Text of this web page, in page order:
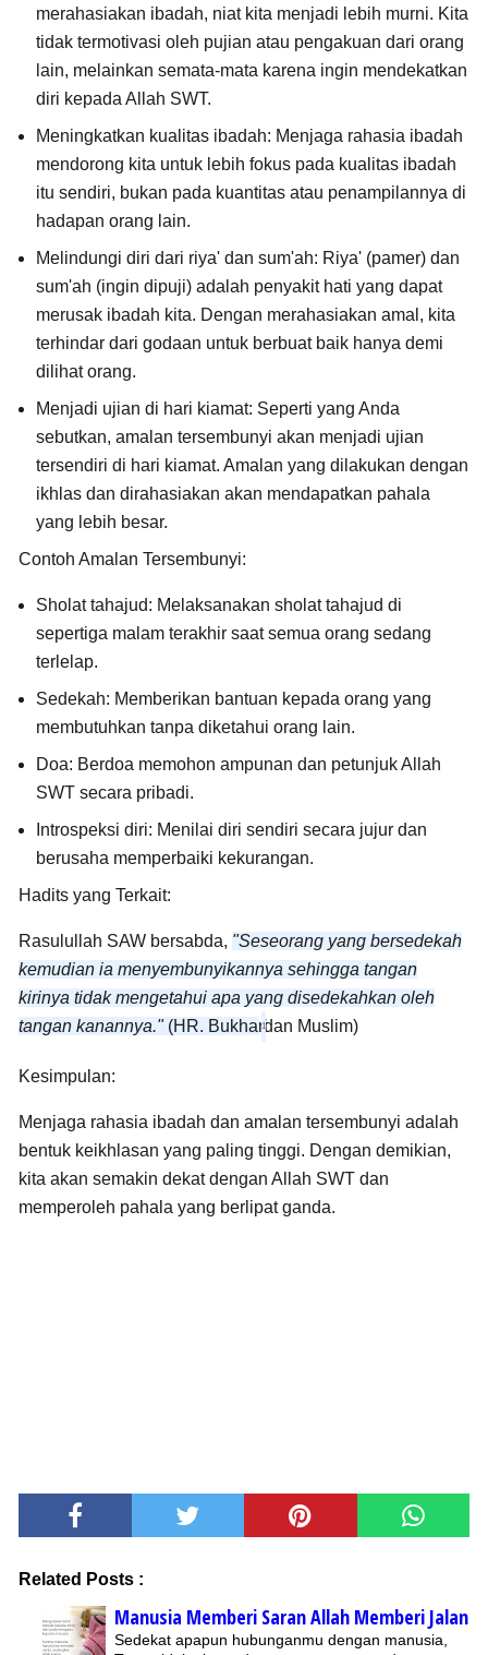
merahasiakan ibadah, niat kita menjadi lebih murni. Kita
tidak termotivasi oleh pujian atau pengakuan dari orang
lain, melainkan semata-mata karena ingin mendekatkan
diri kepada Allah SWT.
Meningkatkan kualitas ibadah: Menjaga rahasia ibadah
mendorong kita untuk lebih fokus pada kualitas ibadah
itu sendiri, bukan pada kuantitas atau penampilannya di
hadapan orang lain.
Melindungi diri dari riya' dan sum'ah: Riya' (pamer) dan
sum'ah (ingin dipuji) adalah penyakit hati yang dapat
merusak ibadah kita. Dengan merahasiakan amal, kita
terhindar dari godaan untuk berbuat baik hanya demi
dilihat orang.
Menjadi ujian di hari kiamat: Seperti yang Anda
sebutkan, amalan tersembunyi akan menjadi ujian
tersendiri di hari kiamat. Amalan yang dilakukan dengan
ikhlas dan dirahasiakan akan mendapatkan pahala
yang lebih besar.
Contoh Amalan Tersembunyi:
Sholat tahajud: Melaksanakan sholat tahajud di
sepertiga malam terakhir saat semua orang sedang
terlelap.
Sedekah: Memberikan bantuan kepada orang yang
membutuhkan tanpa diketahui orang lain.
Doa: Berdoa memohon ampunan dan petunjuk Allah
SWT secara pribadi.
Introspeksi diri: Menilai diri sendiri secara jujur dan
berusaha memperbaiki kekurangan.
Hadits yang Terkait:
Rasulullah SAW bersabda, "Seseorang yang bersedekah
kemudian ia menyembunyikannya sehingga tangan
kirinya tidak mengetahui apa yang disedekahkan oleh
tangan kanannya." (HR. Bukhari
1
dan Muslim)
Kesimpulan:
Menjaga rahasia ibadah dan amalan tersembunyi adalah
bentuk keikhlasan yang paling tinggi. Dengan demikian,
kita akan semakin dekat dengan Allah SWT dan
memperoleh pahala yang berlipat ganda.
Related Posts :
Manusia Memberi Saran Allah Memberi Jalan
Sedekat apapun hubunganmu dengan manusia,